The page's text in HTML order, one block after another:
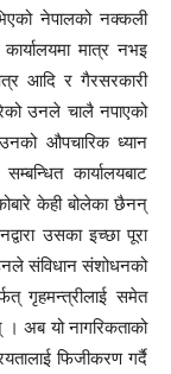
नेपालको नक्कली
मात्र नभइ
आदि र गैरसरकारी
उनले चालै नपाएको
औपचारिक ध्यान
कार्यालयबाट
केही बोलेका छैनन्
उसका इच्छा पूरा
संविधान संशोधनको
गृहमन्त्रीलाई समेत
। अब यो नागरिकताको
फिजीकरण गर्दै